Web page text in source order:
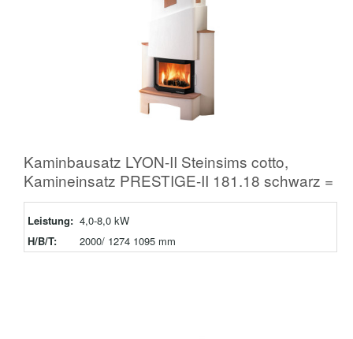
Kaminbausatz LYON-II Steinsims cotto,
Kamineinsatz PRESTIGE-II 181.18 schwarz =
Leistung: 4,0-8,0 kW
H/B/T:
2000/ 1274 1095 mm